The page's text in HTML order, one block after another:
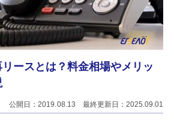
ースとは？料金相場やメリッ
公開日：2019.08.13 最終更新日：2025.09.01